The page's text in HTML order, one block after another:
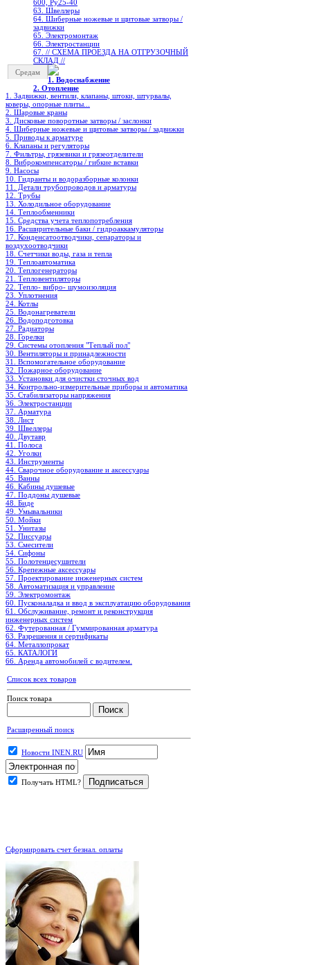
600, Ру25-40
63. Швеллеры
64. Шиберные ножевые и щитовые затворы /
задвижки
65. Электромонтаж
66. Электростанции
67. // СХЕМА ПРОЕЗДА НА ОТГРУЗОЧНЫЙ
СКЛАД //
Средам
1. Водоснабжение
2. Отопление
1. Задвижки, вентили, клапаны, штоки, штурвалы,
коверы, опорные плиты...
2. Шаровые краны
3. Дисковые поворотные затворы / заслонки
4. Шиберные ножевые и щитовые затворы / задвижки
5. Приводы к арматуре
6. Клапаны и регуляторы
7. Фильтры, грязевики и грязеотделители
8. Виброкомпенсаторы / гибкие вставки
9. Насосы
10. Гидранты и водоразборные колонки
11. Детали трубопроводов и арматуры
12. Трубы
13. Холодильное oборудование
14. Теплообменники
15. Средства учета теплопотребления
16. Расширительные баки / гидроаккамуляторы
17. Конденсатоотводчики, сепараторы и
воздухоотводчики
18. Счетчики воды, газа и тепла
19. Теплоавтоматика
20. Теплогенераторы
21. Тепловентиляторы
22. Тепло- вибро- шумоизоляция
23. Уплотнения
24. Котлы
25. Водонагреватели
26. Водоподготовка
27. Радиаторы
28. Горелки
29. Системы отопления "Теплый пол"
30. Вентиляторы и принадлежности
31. Вспомогательное оборудование
32. Пожарное оборудование
33. Установки для очистки сточных вод
34. Контрольно-измерительные приборы и автоматика
35. Стабилизаторы напряжения
36. Электростанции
37. Арматура
38. Лист
39. Швеллеры
40. Двутавр
41. Полоса
42. Уголки
43. Инструменты
44. Сварочное оборудование и аксессуары
45. Ванны
46. Кабины душевые
47. Поддоны душевые
48. Биде
49. Умывальники
50. Мойки
51. Унитазы
52. Писсуары
53. Смесители
54. Сифоны
55. Полотенцесушители
56. Крепежные аксессуары
57. Проектирование инженерных систем
58. Автоматизация и управление
59. Электромонтаж
60. Пусконаладка и ввод в эксплуатацию оборудования
61. Обслуживание, ремонт и реконструкция
инженерных систем
62. Футерованная / Гуммированная арматура
63. Разрешения и сертификаты
64. Металлопрокат
65. КАТАЛОГИ
66. Аренда автомобилей с водителем.
Список всех товаров
Поиск товара
Расширенный поиск
Новости INEN.RU
Получать HTML?
Сформировать счет безнал. оплаты